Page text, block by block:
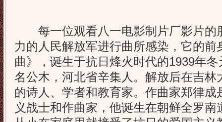
每一位观看八一电影制片厂影片的
力的人民解放军进行曲所感染，它的前
曲》，诞生于抗日烽火时代的1939年
名公木，河北省辛集人。解放后在吉林
的诗人、学者和教育家。作曲家郑律
义战士和作曲家，他诞生在朝鲜全罗